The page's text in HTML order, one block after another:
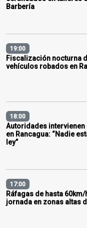
Barbería
19:00
Fiscalización nocturna
vehículos robados en
18:00
Autoridades intervienen
en Rancagua: “Nadie
ley”
17:00
Ráfagas de hasta
jornada en zonas altas